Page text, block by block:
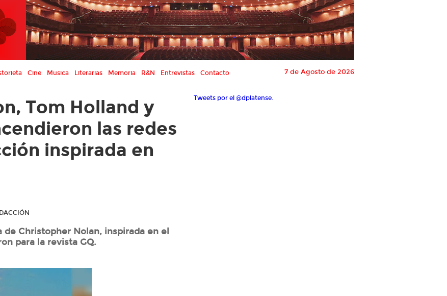
Cine Musica Literarias Memoria R&N Entrevistas Contacto 7 de Agosto de 2026
Tom Holland y
las redes
inspirada en
Christopher Nolan, inspirada en el
para la revista GQ.
Tweets por el @dplatense.